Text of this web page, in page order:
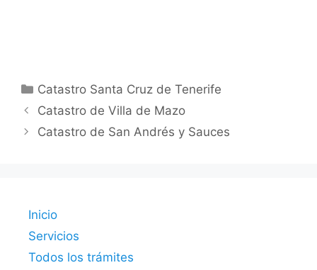
Categorías
Catastro Santa Cruz de Tenerife
Catastro de Villa de Mazo
Catastro de San Andrés y Sauces
Inicio
Servicios
Todos los trámites